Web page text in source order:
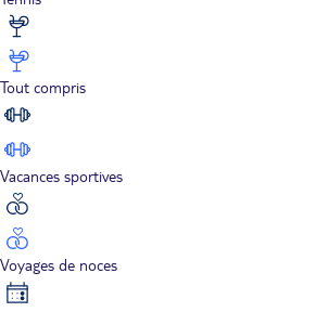
Tout compris
Vacances sportives
Voyages de noces